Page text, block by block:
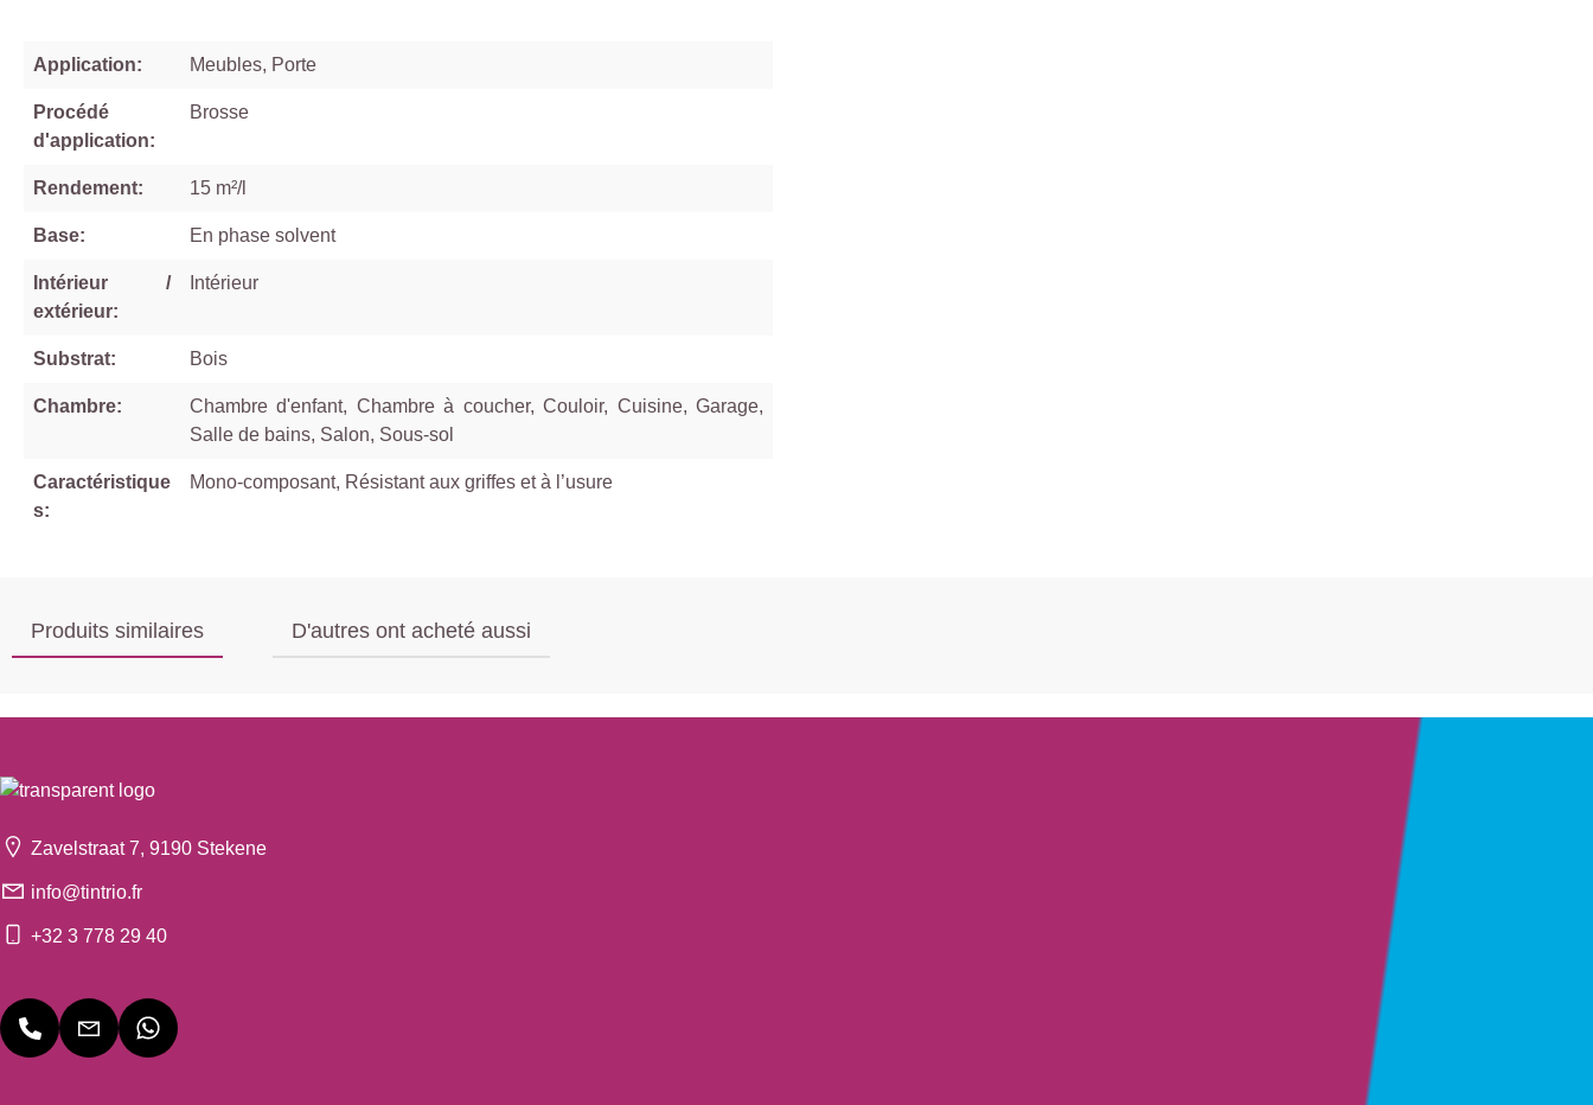
Application: Meubles, Porte
Procédé
d'application:
Brosse
Rendement: 15 m²/l
Base: En phase solvent
Intérieur /
extérieur:
Intérieur
Substrat: Bois
Chambre:
Chambre d'enfant, Chambre à coucher, Couloir, Cuisine, Garage,
Salle de bains, Salon, Sous-sol
Caractéristique
s:
Mono-composant, Résistant aux griffes et à l’usure
Produits similaires D'autres ont acheté aussi
Zavelstraat 7, 9190 Stekene
info@tintrio.fr
+32 3 778 29 40